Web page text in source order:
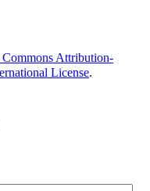
Commons Attribution-
License.